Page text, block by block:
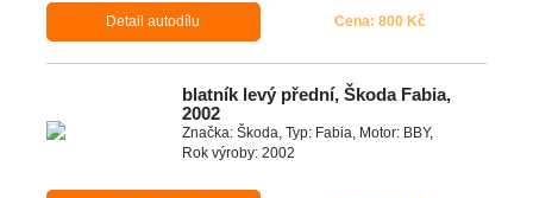
Detail autodílu Cena: 800 Kč
blatník levý přední, Škoda Fabia,
2002
Značka: Škoda, Typ: Fabia, Motor: BBY,
Rok výroby: 2002